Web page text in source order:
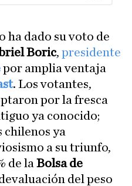
ha dado su voto de
Boric,presidente
por amplia ventaja
. Los votantes,
por la fresca
ya conocido;
chilenos ya
a su triunfo,
de la Bolsa de
del peso